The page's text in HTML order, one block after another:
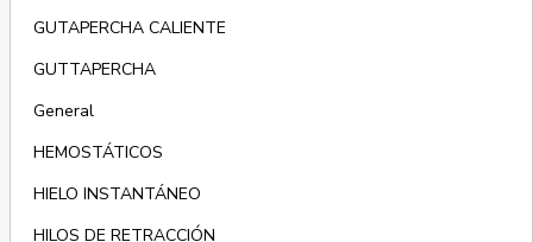
GUTAPERCHA CALIENTE
GUTTAPERCHA
General
HEMOSTÁTICOS
HIELO INSTANTÁNEO
HILOS DE RETRACCIÓN